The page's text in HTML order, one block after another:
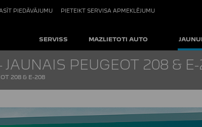
PIEDĀVĀJUMU PIETEIKT SERVISA APMEKLĒJUMU
SERVISS MAZLIETOTI AUTO
PEUGEOT 208 &
208 & E-208